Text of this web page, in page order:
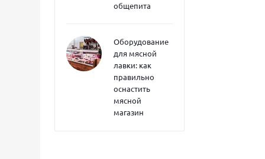
общепита
Оборудование
для мясной
лавки: как
правильно
оснастить
мясной
магазин